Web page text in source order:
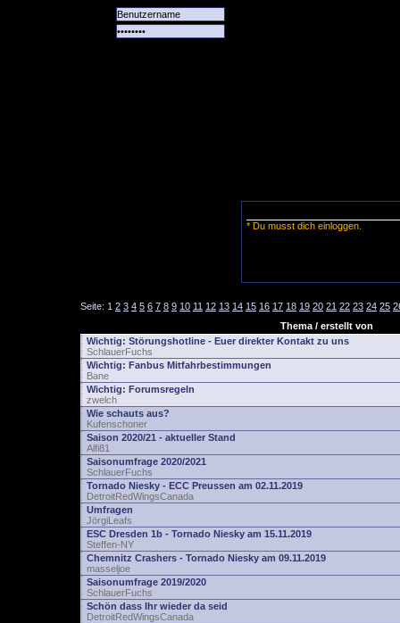
* Du musst dich einloggen.
Seite: 1 2 3 4 5 6 7 8 9 10 11 12 13 14 15 16 17 18 19 20 21 22 23 24 25
Thema / erstellt von
Wichtig: Störungshotline - Euer direkter Kontakt zu uns
SchlauerFuchs
Wichtig: Fanbus Mitfahrbestimmungen
Bane
Wichtig: Forumsregeln
zwelch
Wie schauts aus?
Kufenschoner
Saison 2020/21 - aktueller Stand
Alfi81
Saisonumfrage 2020/2021
SchlauerFuchs
Tornado Niesky - ECC Preussen am 02.11.2019
DetroitRedWingsCanada
Umfragen
JörgiLeafs
ESC Dresden 1b - Tornado Niesky am 15.11.2019
Steffen-NY
Chemnitz Crashers - Tornado Niesky am 09.11.2019
masseljoe
Saisonumfrage 2019/2020
SchlauerFuchs
Schön dass Ihr wieder da seid
DetroitRedWingsCanada